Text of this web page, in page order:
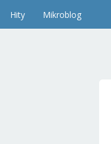
Hity Mikroblog